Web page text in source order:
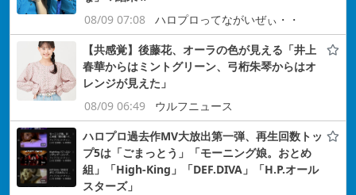
08/09 07:08
ハロプロってながいぜぃ・・
【共感覚】後藤花、オーラの色が見える「井上
春華からはミントグリーン、弓桁朱琴からはオ
レンジが見えた」
08/09 06:49
ウルフニュース
ハロプロ過去作MV大放出第一弾、再生回数トッ
プ5は「ごまっとう」「モーニング娘。おとめ
組」「High-King」「DEF.DIVA」「H.P.オール
スターズ」